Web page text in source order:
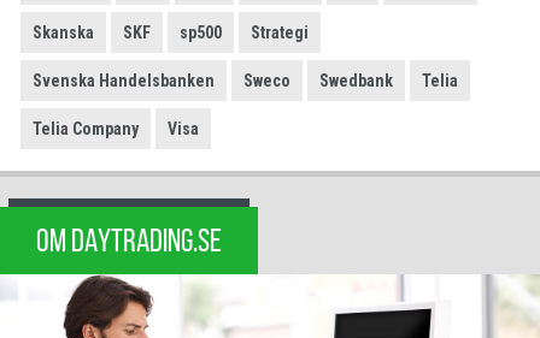
Skanska SKF sp500 Strategi
Svenska Handelsbanken Sweco Swedbank Telia
Telia Company Visa
OM DAYTRADING.SE